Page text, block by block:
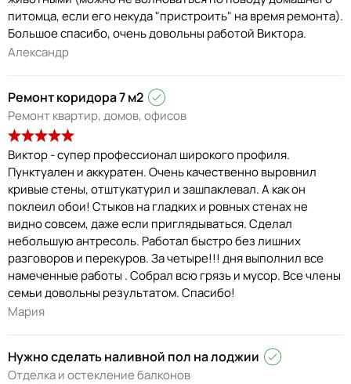
питомца, если его некуда "пристроить" на время ремонта).
Большое спасибо, очень довольны работой Виктора.
Александр
Ремонт коридора 7 м2
Ремонт квартир, домов, офисов
Виктор - супер профессионал широкого профиля.
Пунктуален и аккуратен. Очень качественно выровнил
кривые стены, отштукатурил и зашпаклевал. А как он
поклеил обои! Стыков на гладких и ровных стенах не
видно совсем, даже если приглядываться. Сделал
небольшую антресоль. Работал быстро без лишних
разговоров и перекуров. За четыре!!! дня выполнил все
намеченные работы . Собрал всю грязь и мусор. Все члены
семьи довольны результатом. Спасибо!
Мария
Нужно сделать наливной пол на лоджии
Отделка и остекление балконов